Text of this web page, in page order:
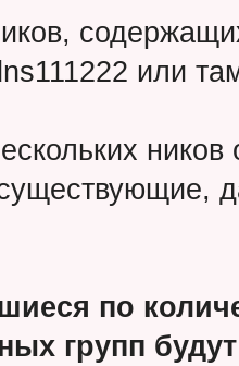
или
по
групп